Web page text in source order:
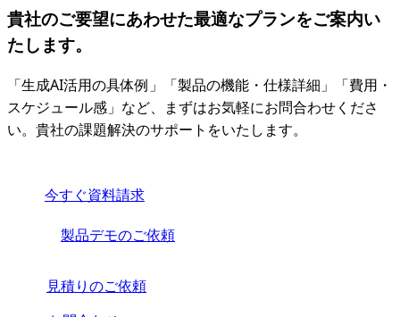
貴社のご要望にあわせた最適なプランをご案内い
たします。
「生成AI活用の具体例」「製品の機能・仕様詳細」「費用・
スケジュール感」など、まずはお気軽にお問合わせくださ
い。貴社の課題解決のサポートをいたします。
今すぐ資料請求
製品デモのご依頼
見積りのご依頼